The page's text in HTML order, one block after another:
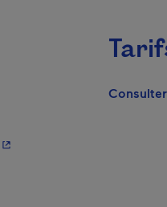
- Cet hyperlien s'ouvrira